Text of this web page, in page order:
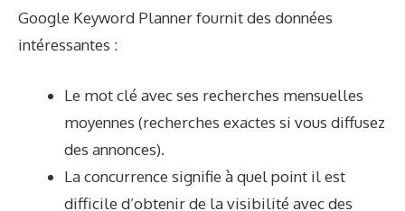
Google Keyword Planner fournit des données
intéressantes :
Le mot clé avec ses recherches mensuelles
moyennes (recherches exactes si vous diffusez
des annonces).
La concurrence signifie à quel point il est
difficile d’obtenir de la visibilité avec des